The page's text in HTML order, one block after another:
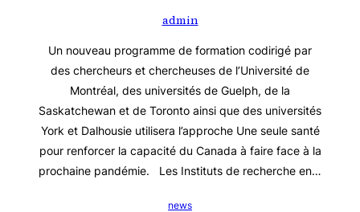
admin
Un nouveau programme de formation codirigé par
des chercheurs et chercheuses de l’Université de
Montréal, des universités de Guelph, de la
Saskatchewan et de Toronto ainsi que des universités
York et Dalhousie utilisera l’approche Une seule santé
pour renforcer la capacité du Canada à faire face à la
prochaine pandémie. Les Instituts de recherche en…
news